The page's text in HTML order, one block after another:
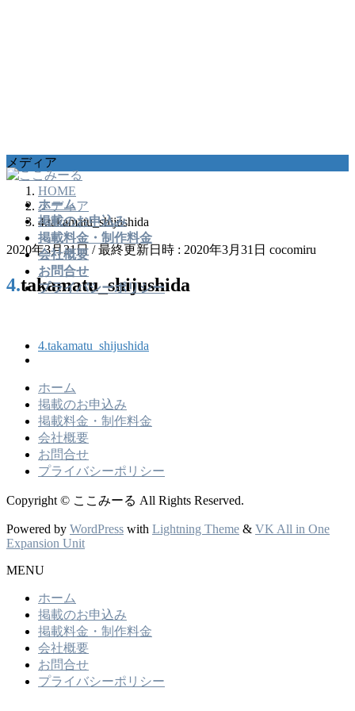
コ
ン
へ
キ
ッ
ナ
ビ
ョ
に
移
ホーム
掲載のお申込み
掲載料金・制作料金
会社概要
お問合せ
プライバシーポリシー
メディア
HOME
メディア
4.takamatu_shijushida
2020年3月31日 / 最終更新日時 : 2020年3月31日 cocomiru
4.takamatu_shijushida
4.takamatu_shijushida
ホーム
掲載のお申込み
掲載料金・制作料金
会社概要
お問合せ
プライバシーポリシー
Copyright © ここみーる All Rights Reserved.
Powered by WordPress with Lightning Theme & VK All in One
Expansion Unit
MENU
ホーム
掲載のお申込み
掲載料金・制作料金
会社概要
お問合せ
プライバシーポリシー